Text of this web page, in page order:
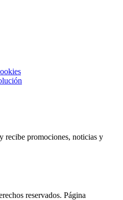
recibe promociones, noticias y
reservados. Página